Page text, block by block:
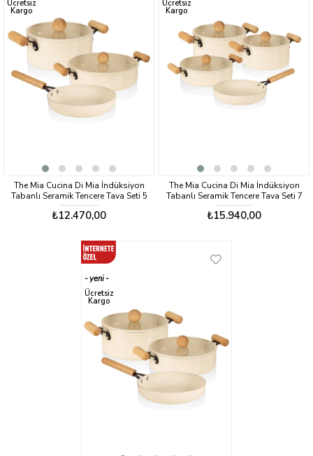
The Mia Cucina Di Mia İndüksiyon
Tabanlı Seramik Tencere Tava Seti 5
Parça
₺12.470,00
ürün
Ücretsiz
Kargo
The Mia Cucina Di Mia İndüksiyon
Tabanlı Seramik Tencere Tava Seti 7
Parça
₺15.940,00
ürün
Ücretsiz
Kargo
yeni
ürün
Ücretsiz
Kargo